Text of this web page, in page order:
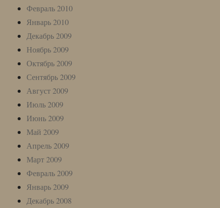
Февраль 2010
Январь 2010
Декабрь 2009
Ноябрь 2009
Октябрь 2009
Сентябрь 2009
Август 2009
Июль 2009
Июнь 2009
Май 2009
Апрель 2009
Март 2009
Февраль 2009
Январь 2009
Декабрь 2008